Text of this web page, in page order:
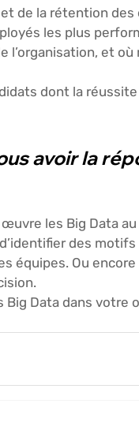
de la rétention des
les plus
l’organisation, et
dont la
avoir la
les Big Data
des
équipes. Ou
Data dans votre